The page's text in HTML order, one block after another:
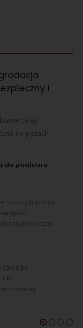
i
całej
na piętach
do pedicure
niszczy turbiny i
pracy dzięki